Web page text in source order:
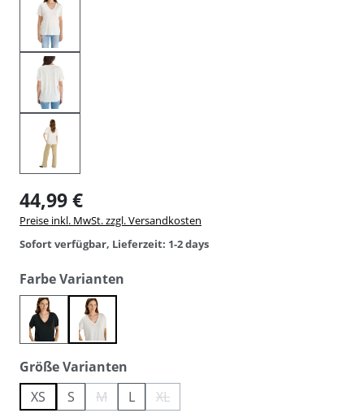
44,99 €
Preise inkl. MwSt. zzgl. Versandkosten
Sofort verfügbar, Lieferzeit: 1-2 days
Farbe Varianten
black vanilla
Größe Varianten
XS
S M(Diese Option ist zurzeit nicht verfügbar.)
L XL(Diese Option ist zurzeit nicht verfügbar.)